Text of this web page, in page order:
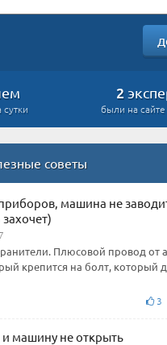
2
были на сайте
советы
машина не
Плюсовой провод от
крепится на болт, который
3
и машину не открыть